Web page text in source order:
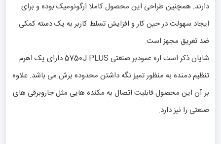
دارند. همچنین طراحی این محصول کاملا ارگونومیک بوده و برای
ایجاد سهولت در حین کار و افزایش تسلط کاربر به یک دسته کمکی
ضد تعریق مجهز است.
شایان ذکر است اره عمودبر صنعتی 5750J PLUS دارای یک اهرم
تنظیم دمنده به منظور تمیز نگه داشتن محدوده برش می باشد. علاوه
بر آن این محصول قابلیت اتصال به مکنده هایی مثل جاروبرقی های
صنعتی را نیز دارد.